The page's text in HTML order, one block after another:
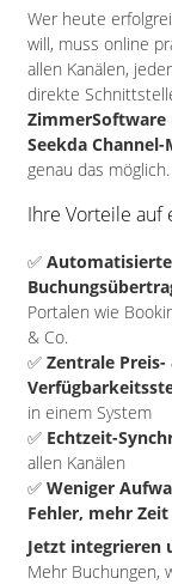
Wer heute
will, muss online
allen Kanälen,
direkte
ZimmerSoftware
Seekda Channel-
genau das möglich.
Ihre Vorteile auf
✅ Automatisierte
Portalen wie
& Co.
✅ Zentrale Preis-
in einem System
✅ Echtzeit-
allen Kanälen
✅ Weniger
Fehler, mehr
Jetzt integrieren
Mehr Buchungen,